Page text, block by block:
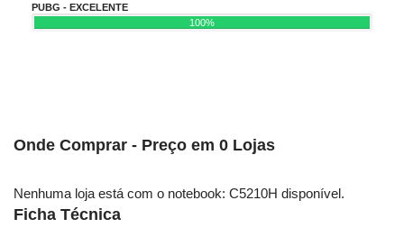
PUBG - EXCELENTE
100%
Onde Comprar - Preço em 0 Lojas
Nenhuma loja está com o notebook: C5210H disponível.
Ficha Técnica